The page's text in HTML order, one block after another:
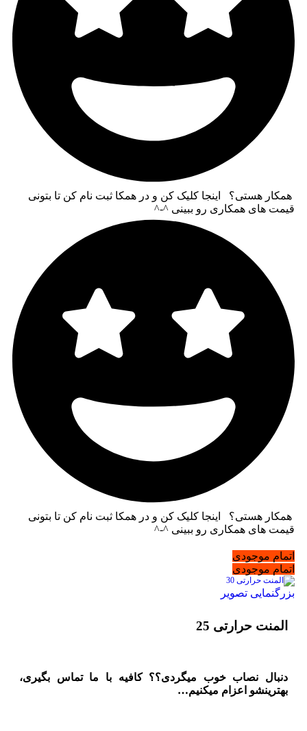
همکار هستی؟ اینجا کلیک کن و در همکا ثبت نام کن تا بتونی
قیمت های همکاری رو ببینی ^-^
همکار هستی؟ اینجا کلیک کن و در همکا ثبت نام کن تا بتونی
قیمت های همکاری رو ببینی ^-^
اتمام موجودی
اتمام موجودی
بزرگنمایی تصویر
المنت حرارتی 25
دنبال نصاب خوب میگردی؟؟ کافیه با ما تماس بگیری،
بهترینشو اعزام میکنیم…